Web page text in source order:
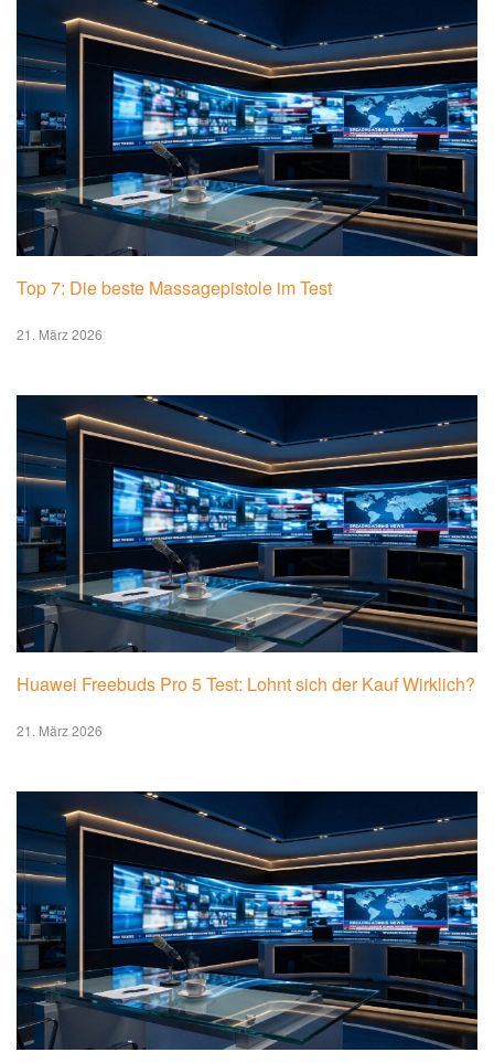
Top 7: Die beste Massagepistole im Test
21. März 2026
Huawei Freebuds Pro 5 Test: Lohnt sich der Kauf Wirklich?
21. März 2026